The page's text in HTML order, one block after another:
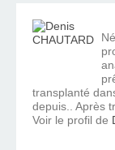
transplanté
depuis.. Après
Voir le profil de